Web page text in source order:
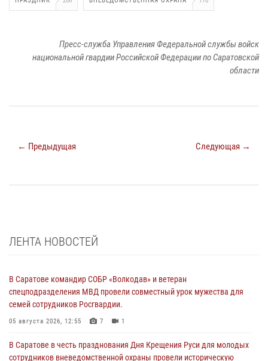
Пресс-служба Управления Федеральной службы войск
национальной гвардии Российской Федерации по Саратовской
области
← Предыдущая Следующая →
ЛЕНТА НОВОСТЕЙ
В Саратове командир СОБР «Волкодав» и ветеран
спецподразделения МВД провели совместный урок мужества для
семей сотрудников Росгвардии.
05 августа 2026, 12:55 7 1
В Саратове в честь празднования Дня Крещения Руси для молодых
сотрудников вневедомственной охраны провели историческую